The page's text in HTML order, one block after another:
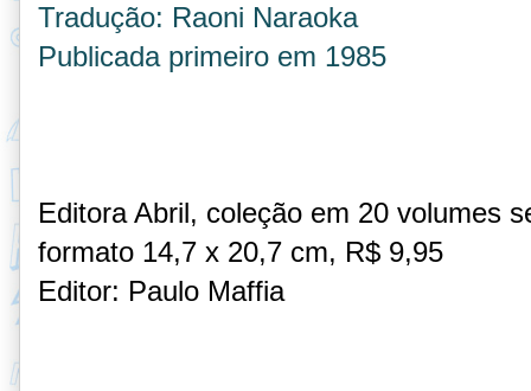
Tradução: Raoni Naraoka
Publicada primeiro em 1985
Editora Abril, coleção em 20 volumes
formato 14,7 x 20,7 cm, R$ 9,95
Editor: Paulo Maffia